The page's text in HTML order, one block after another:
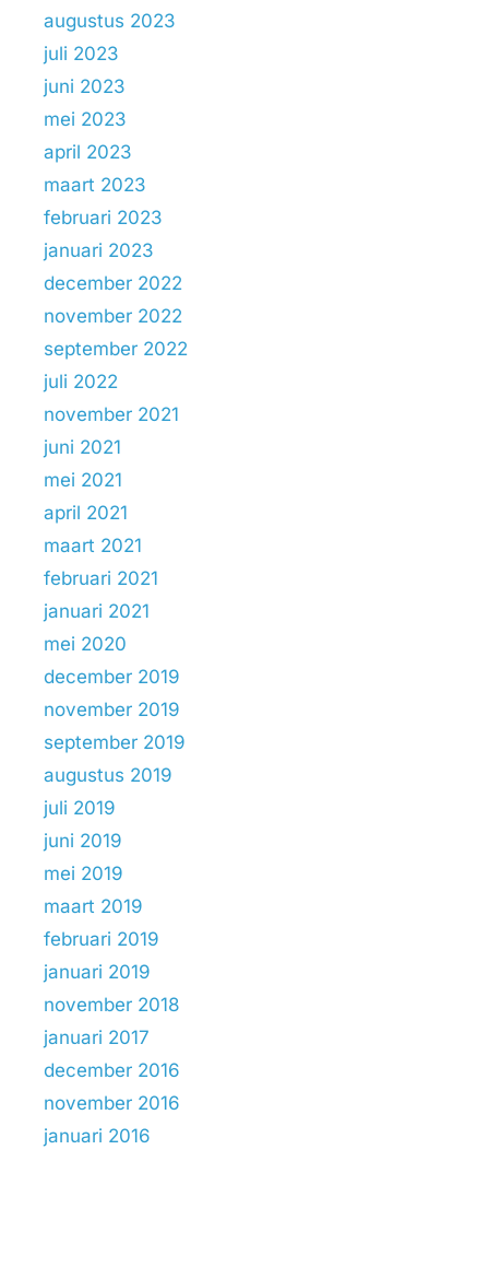
augustus 2023
juli 2023
juni 2023
mei 2023
april 2023
maart 2023
februari 2023
januari 2023
december 2022
november 2022
september 2022
juli 2022
november 2021
juni 2021
mei 2021
april 2021
maart 2021
februari 2021
januari 2021
mei 2020
december 2019
november 2019
september 2019
augustus 2019
juli 2019
juni 2019
mei 2019
maart 2019
februari 2019
januari 2019
november 2018
januari 2017
december 2016
november 2016
januari 2016